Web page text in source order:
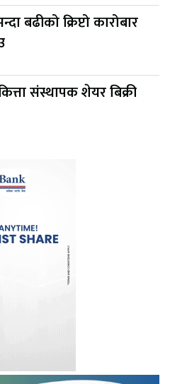
बढीको क्रिप्टो कारोबार
संस्थापक शेयर बिक्री